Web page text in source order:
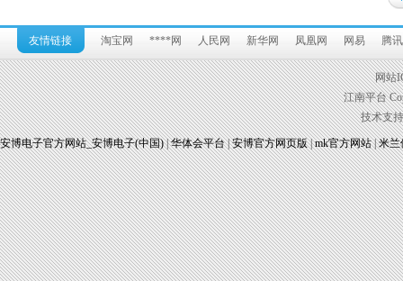
友情链接 淘宝网 ****网 人民网 新华网 凤凰网 网易 腾讯
网站
江南平台
技术支
安博电子官方网站_安博电子(中国)|华体会平台|安博官方网页版|mk官方网站|米兰